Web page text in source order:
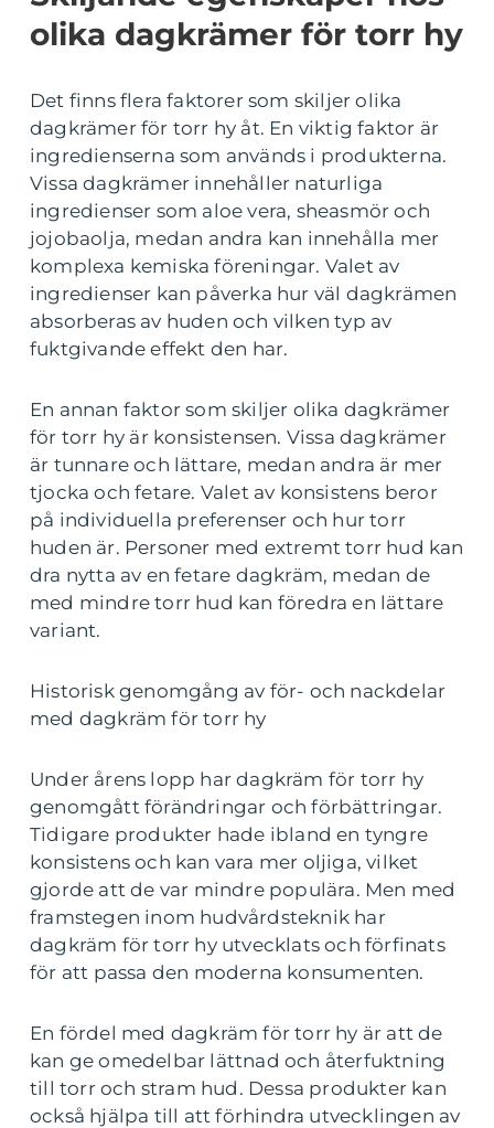
olika dagkrämer för torr hy
Det finns flera faktorer som skiljer olika
dagkrämer för torr hy åt. En viktig faktor är
ingredienserna som används i produkterna.
Vissa dagkrämer innehåller naturliga
ingredienser som aloe vera, sheasmör och
jojobaolja, medan andra kan innehålla mer
komplexa kemiska föreningar. Valet av
ingredienser kan påverka hur väl dagkrämen
absorberas av huden och vilken typ av
fuktgivande effekt den har.
En annan faktor som skiljer olika dagkrämer
för torr hy är konsistensen. Vissa dagkrämer
är tunnare och lättare, medan andra är mer
tjocka och fetare. Valet av konsistens beror
på individuella preferenser och hur torr
huden är. Personer med extremt torr hud kan
dra nytta av en fetare dagkräm, medan de
med mindre torr hud kan föredra en lättare
variant.
Historisk genomgång av för- och nackdelar
med dagkräm för torr hy
Under årens lopp har dagkräm för torr hy
genomgått förändringar och förbättringar.
Tidigare produkter hade ibland en tyngre
konsistens och kan vara mer oljiga, vilket
gjorde att de var mindre populära. Men med
framstegen inom hudvårdsteknik har
dagkräm för torr hy utvecklats och förfinats
för att passa den moderna konsumenten.
En fördel med dagkräm för torr hy är att de
kan ge omedelbar lättnad och återfuktning
till torr och stram hud. Dessa produkter kan
också hjälpa till att förhindra utvecklingen av